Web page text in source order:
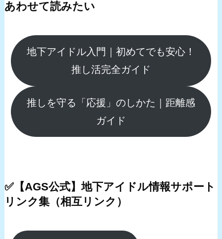
あわせて読みたい
地下アイドル入門｜初めてでも安心！
推し活完全ガイド
推しを守る「応援」のしかた｜距離感
ガイド
✅【AGS公式】地下アイドル情報サポート
リンク集（相互リンク）